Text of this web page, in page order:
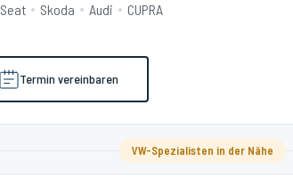
Seat Skoda Audi CUPRA
Termin vereinbaren
VW-Spezialisten in der Nähe